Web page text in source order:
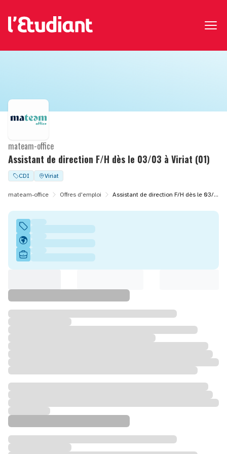
Assistant de direction F/H dès le 03/03 à Viriat (01)
mateam-office
CDI Viriat
mateam-office Offres d'emploi Assistant de direction F/H dès le 03/03 à Viriat (01)